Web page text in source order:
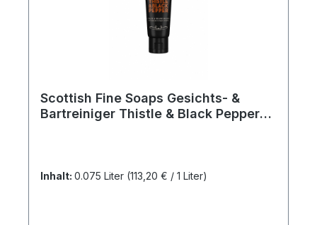
Scottish Fine Soaps Gesichts- &
Bartreiniger Thistle & Black Pepper
Inhalt: 0.075 Liter (113,20 € / 1 Liter)